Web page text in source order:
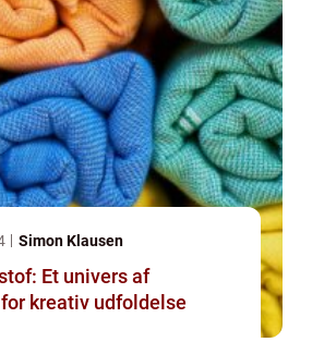
Simon Klausen
Et univers af
kreativ udfoldelse